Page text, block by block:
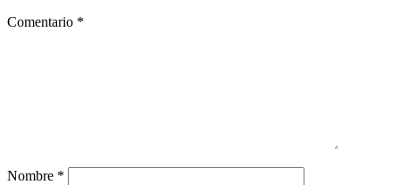
Comentario *
Nombre *